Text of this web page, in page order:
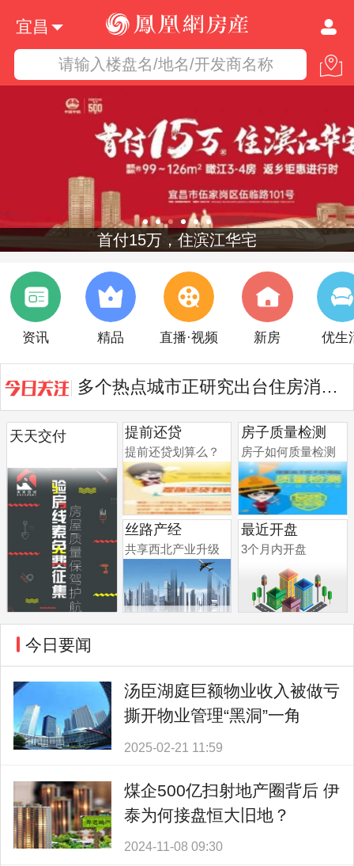
宜昌
请输入楼盘名/地名/开发商名称
首付15万，住滨江华宅
资讯 精品 直播·视频 新房 优生
多个热点城市正研究出台住房消费提振举措
金地智慧服务集团与万方国际公司签...
天天交付 提前还贷
提前还贷划算么？
丝路产经
共享西北产业升级
房子质量检测
房子如何质量检测
最近开盘
3个月内开盘
今日要闻
汤臣湖庭巨额物业收入被做亏
撕开物业管理“黑洞”一角
2025-02-21 11:59
煤企500亿扫射地产圈背后 伊
泰为何接盘恒大旧地？
2024-11-08 09:30